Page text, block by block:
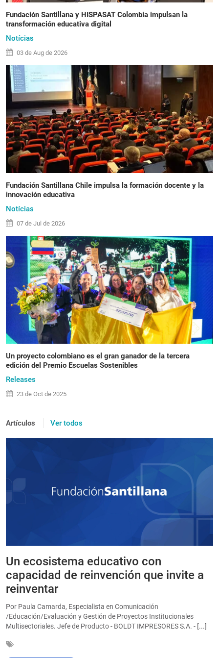
Fundación Santillana y HISPASAT Colombia impulsan la
transformación educativa digital
Notícias
03 de Aug de 2026
Fundación Santillana Chile impulsa la formación docente y la
innovación educativa
Notícias
07 de Jul de 2026
Un proyecto colombiano es el gran ganador de la tercera
edición del Premio Escuelas Sostenibles
Releases
23 de Oct de 2025
Artículos Ver todos
Un ecosistema educativo con
capacidad de reinvención que invite a
reinventar
Por Paula Camarda, Especialista en Comunicación
/Educación/Evaluación y Gestión de Proyectos Institucionales
Multisectoriales. Jefe de Producto - BOLDT IMPRESORES S.A. - [...]